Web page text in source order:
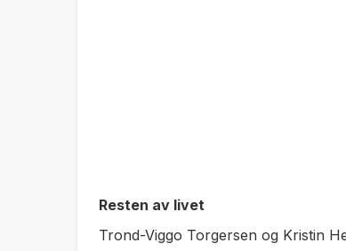
Resten av livet
Trond-Viggo Torgersen og Kristin